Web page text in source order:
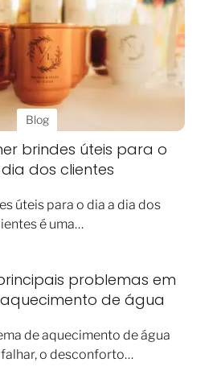
Blog
brindes úteis para o
dos clientes
úteis para o dia a dia dos
é uma…
problemas em
de água
de aquecimento de água
o desconforto…